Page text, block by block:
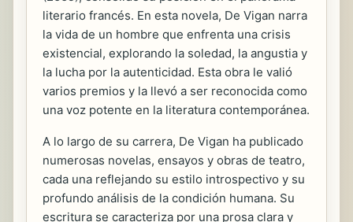
literario francés. En esta novela, De Vigan narra
la vida de un hombre que enfrenta una crisis
existencial, explorando la soledad, la angustia y
la lucha por la autenticidad. Esta obra le valió
varios premios y la llevó a ser reconocida como
una voz potente en la literatura contemporánea.
A lo largo de su carrera, De Vigan ha publicado
numerosas novelas, ensayos y obras de teatro,
cada una reflejando su estilo introspectivo y su
profundo análisis de la condición humana. Su
escritura se caracteriza por una prosa clara y